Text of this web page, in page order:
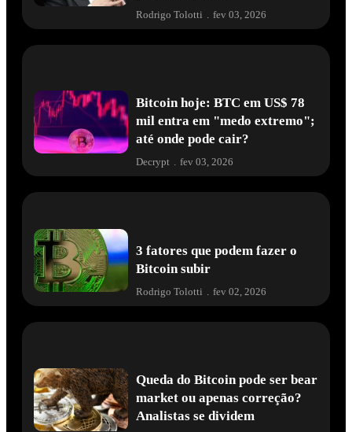
Rodrigo Tolotti fev 03, 2026
Bitcoin hoje: BTC em US$ 78
mil entra em "medo extremo";
até onde pode cair?
Decrypt . fev 03, 2026
3 fatores que podem fazer o
Bitcoin subir
Rodrigo Tolotti fev 02, 2026
Queda do Bitcoin pode ser bear
market ou apenas correção?
Analistas se dividem